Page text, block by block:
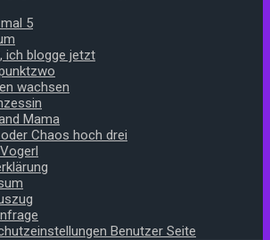
5
ich blogge jetzt
wachsen
Mama
Chaos hoch drei
Benutzer Seite